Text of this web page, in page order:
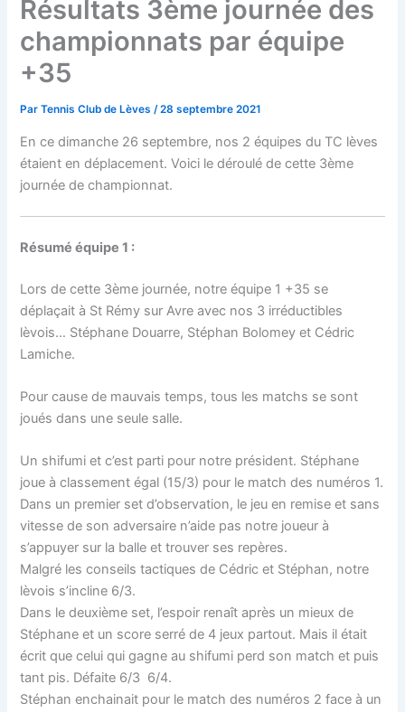
Résultats 3ème journée des
championnats par équipe
+35
ParTennis Club de Lèves/28 septembre 2021
En ce dimanche 26 septembre, nos 2 équipes du TC lèves
étaient en déplacement. Voici le déroulé de cette 3ème
journée de championnat.
Résumé équipe 1 :
Lors de cette 3ème journée, notre équipe 1 +35 se
déplaçait à St Rémy sur Avre avec nos 3 irréductibles
lèvois… Stéphane Douarre, Stéphan Bolomey et Cédric
Lamiche.
Pour cause de mauvais temps, tous les matchs se sont
joués dans une seule salle.
Un shifumi et c’est parti pour notre président. Stéphane
joue à classement égal (15/3) pour le match des numéros 1.
Dans un premier set d’observation, le jeu en remise et sans
vitesse de son adversaire n’aide pas notre joueur à
s’appuyer sur la balle et trouver ses repères.
Malgré les conseils tactiques de Cédric et Stéphan, notre
lèvois s’incline 6/3.
Dans le deuxième set, l’espoir renaît après un mieux de
Stéphane et un score serré de 4 jeux partout. Mais il était
écrit que celui qui gagne au shifumi perd son match et puis
tant pis. Défaite 6/3 6/4.
Stéphan enchainait pour le match des numéros 2 face à un